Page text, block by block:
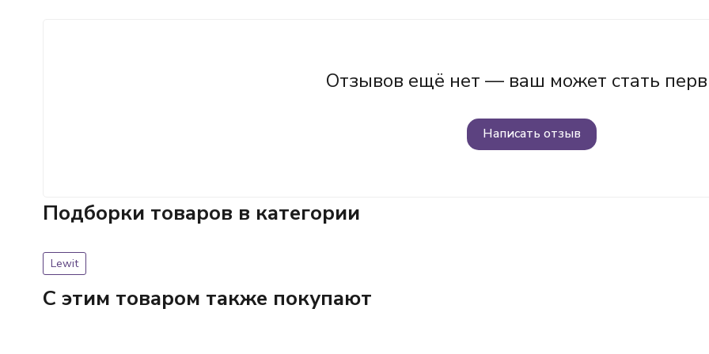
Отзывов ещё нет — ваш может стать
Написать отзыв
Подборки товаров в категории
Lewit
C этим товаром также покупают